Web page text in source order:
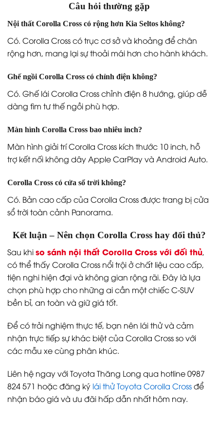
Câu hỏi thường gặp
Nội thất Corolla Cross có rộng hơn Kia Seltos không?
Có. Corolla Cross có trục cơ sở và khoảng để chân
rộng hơn, mang lại sự thoải mái hơn cho hành khách.
Ghế ngồi Corolla Cross có chỉnh điện không?
Có. Ghế lái Corolla Cross chỉnh điện 8 hướng, giúp dễ
dàng tìm tư thế ngồi phù hợp.
Màn hình Corolla Cross bao nhiêu inch?
Màn hình giải trí Corolla Cross kích thước 10 inch, hỗ
trợ kết nối không dây Apple CarPlay và Android Auto.
Corolla Cross có cửa sổ trời không?
Có. Bản cao cấp của Corolla Cross được trang bị cửa
sổ trời toàn cảnh Panorama.
Kết luận – Nên chọn Corolla Cross hay đối thủ?
Sau khiso sánh nội thất Corolla Cross với đối thủ,
có thể thấy Corolla Cross nổi trội ở chất liệu cao cấp,
tiện nghi hiện đại và không gian rộng rãi. Đây là lựa
chọn phù hợp cho những ai cần một chiếc C-SUV
bền bỉ, an toàn và giữ giá tốt.
Để có trải nghiệm thực tế, bạn nên lái thử và cảm
nhận trực tiếp sự khác biệt của Corolla Cross so với
các mẫu xe cùng phân khúc.
Liên hệ ngay với Toyota Thăng Long qua hotline 0987
824 571 hoặc đăng ký lái thử Toyota Corolla Crossđể
nhận báo giá và ưu đãi hấp dẫn nhất hôm nay.